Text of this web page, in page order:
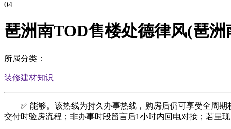
04
琶洲南TOD售楼处德律风(琶
所属分类：
装修建材知识
✅ 能够。该热线为持久办事热线，购房后仍可享受全周期
交付时验房流程；非办事时段留言后1小时内回电对接；若呈